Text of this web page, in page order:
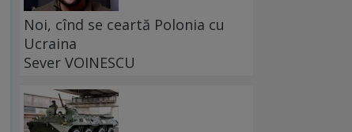
Noi, cînd se ceartă Polonia cu
Ucraina
Sever VOINESCU